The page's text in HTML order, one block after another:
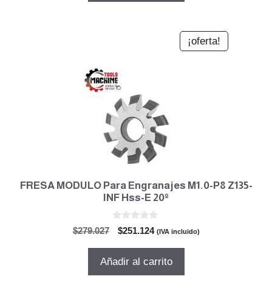
¡oferta!
FRESA MODULO Para Engranajes M1.0-P8 Z135-
INF Hss-E 20º
$279.027
El
original
$251.124El
actual
(IVA incluido)
Añadir al carrito